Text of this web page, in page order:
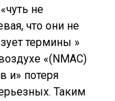
не
что они не
термины »
«(NMAC)
и» потеря
Таким